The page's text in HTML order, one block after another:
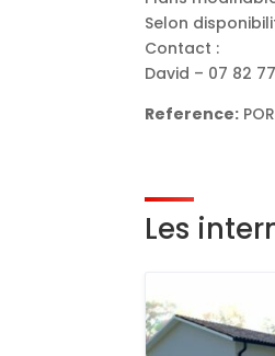
Selon
Contact :
David – 07 82
Reference:
Les